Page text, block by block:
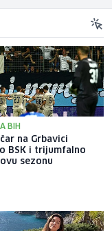
BIH
na Grbavici
BSK i trijumfalno
sezonu